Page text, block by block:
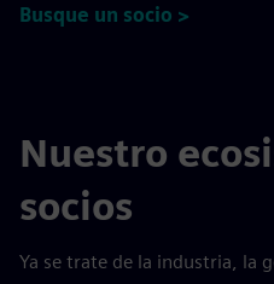
Busque un socio >
Nuestro
socios
Ya se trate de la industria, la